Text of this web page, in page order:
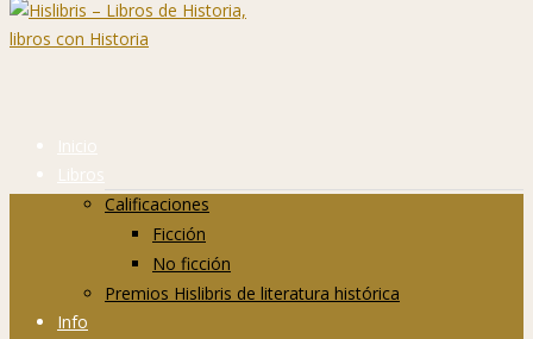
Inicio
Libros
Calificaciones
Ficción
No ficción
Premios Hislibris de literatura histórica
Info